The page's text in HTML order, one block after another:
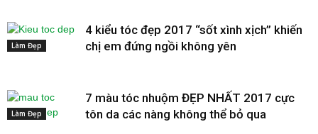
Làm Đẹp
4 kiểu tóc đẹp 2017 “sốt xình xịch” khiến
chị em đứng ngồi không yên
Làm Đẹp
7 màu tóc nhuộm ĐẸP NHẤT 2017 cực
tôn da các nàng không thể bỏ qua